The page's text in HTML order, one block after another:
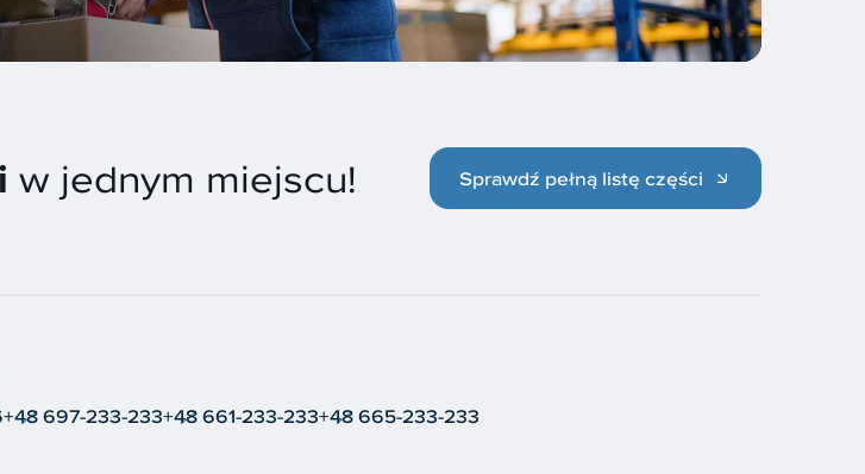
w jednym miejscu! Sprawdź pełną listę części
+48 697-233-233+48 661-233-233+48 665-233-233